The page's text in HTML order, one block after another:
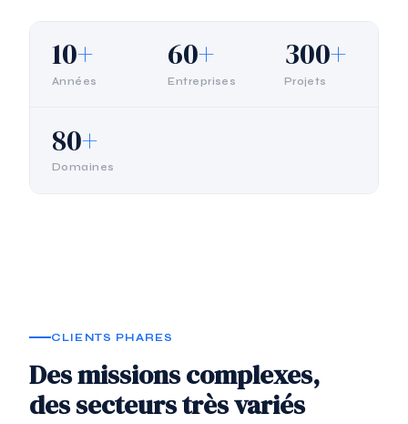
10+
Années
60+
Entreprises
300+
Projets
80+
Domaines
CLIENTS PHARES
Des missions complexes,
des secteurs très variés